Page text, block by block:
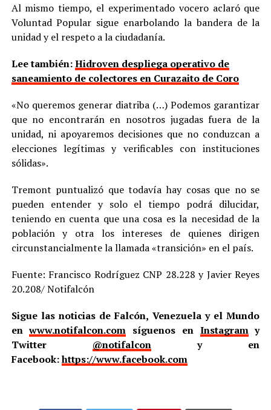
Al mismo tiempo, el experimentado vocero aclaró que
Voluntad Popular sigue enarbolando la bandera de la
unidad y el respeto a la ciudadanía.
Lee también:Hidroven despliega operativo de
saneamiento de colectores en Curazaito de Coro
«No queremos generar diatriba (…) Podemos garantizar
que no encontrarán en nosotros jugadas fuera de la
unidad, ni apoyaremos decisiones que no conduzcan a
elecciones legítimas y verificables con instituciones
sólidas».
Tremont puntualizó que todavía hay cosas que no se
pueden entender y solo el tiempo podrá dilucidar,
teniendo en cuenta que una cosa es la necesidad de la
población y otra los intereses de quienes dirigen
circunstancialmente la llamada «transición» en el país.
Fuente: Francisco Rodríguez CNP 28.228 y Javier Reyes
20.208/ Notifalcón
Sigue las noticias de Falcón, Venezuela y el Mundo
enwww.notifalcon.com síguenos en Instagramy
Twitter @notifalcony en
Facebook:https://www.facebook.com